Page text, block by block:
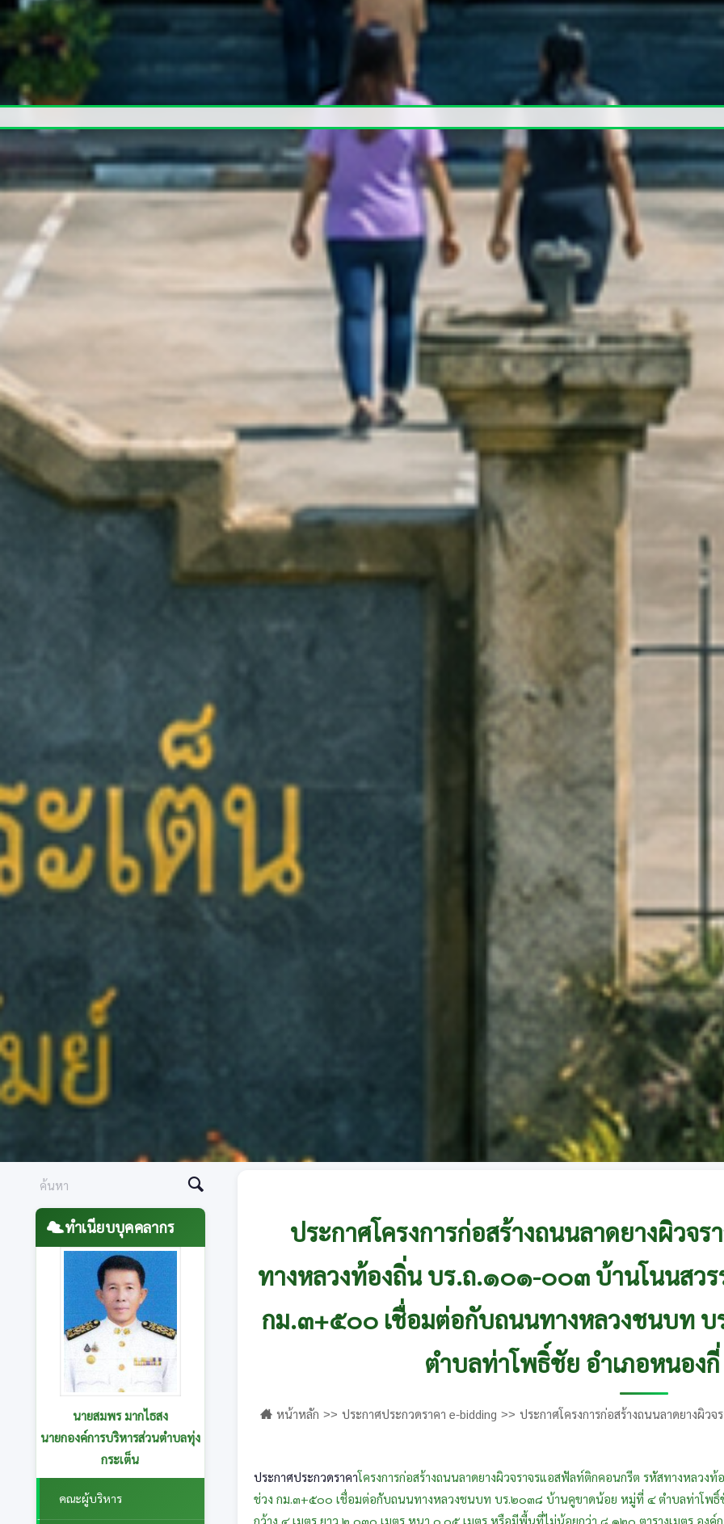
ประกาศโครงการก่อสร้างถนนลาดยางผิวจ
ทางหลวงท้องถิ่น บร.ถ.๑๐๑-๐๐๓ บ้านโนนสว
กม.๓+๕๐๐ เชื่อมต่อกับถนนทางหลวงชนบท
ตำบลท่าโพธิ์ชัย อำเภอหนอง
หน้าหลัก ประกาศประกวดราคา e-bidding
ประกาศโครงการก่อสร้างถนนลาดยางผิ
ประกาศประกวดราคาโครงการก่อสร้างถนนลาดยางผิวจราจรแอสฟัลท์ติกคอนกรีต รหัสทางหลว
ช่วง กม.๓+๕๐๐ เชื่อมต่อกับถนนทางหลวงชนบท บร.๒๐๓๘ บ้านคูขาดน้อย หมู่ที่ ๔ ตำบลท่าโพธิ์
กว้าง ๔ เมตร ยาว ๒,๐๓๐ เมตร หนา ๐.๐๕ เมตร หรือมีพื้นที่ไม่น้อยกว่า ๘,๑๒๐ ตารางเมตร องค์
ทำเนียบบุคคลากร
นายสมพร มากไธสง
นายกองค์การบริหารส่วนตำบลทุ่ง
กระเต็น
คณะผู้บริหาร